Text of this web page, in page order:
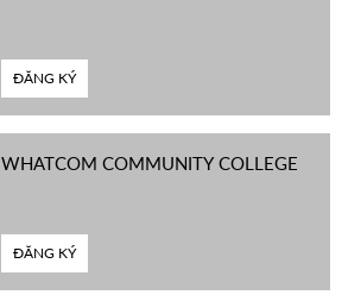
ĐĂNG KÝ
WHATCOM COMMUNITY COLLEGE
ĐĂNG KÝ